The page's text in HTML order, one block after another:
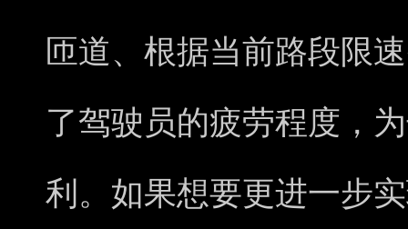
匝道、根据当前路段限
了驾驶员的疲劳程度，
利。如果想要更进一步